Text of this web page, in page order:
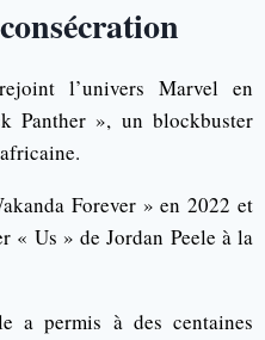
l’univers Marvel en
Panther », un blockbuster
Forever » en 2022 et
Us » de Jordan Peele à la
a permis à des centaines